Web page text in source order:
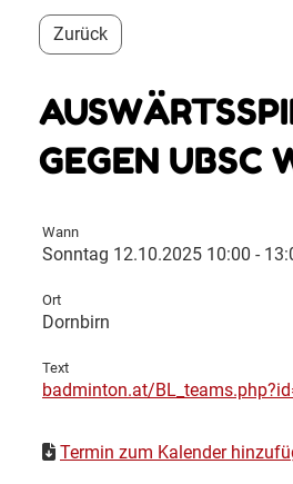
Zurück
GEGEN UBSC
Wann
Sonntag 12.10.2025 10:00 -
Ort
Dornbirn
Text
badminton.at/
Termin zum Kalender